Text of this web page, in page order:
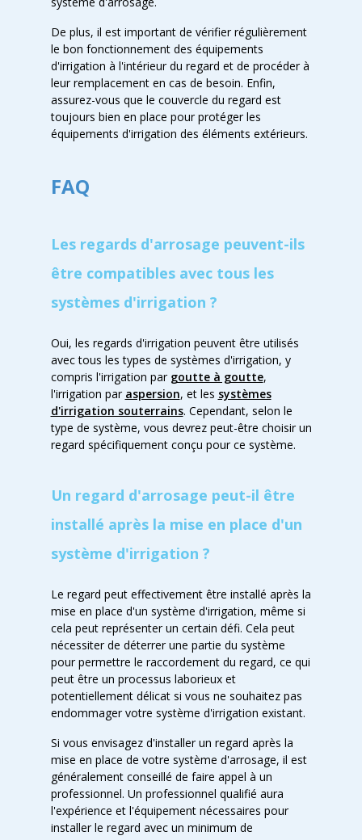
De plus, il est important de vérifier régulièrement
le bon fonctionnement des équipements
d'irrigation à l'intérieur du regard et de procéder à
leur remplacement en cas de besoin. Enfin,
assurez-vous que le couvercle du regard est
toujours bien en place pour protéger les
équipements d'irrigation des éléments extérieurs.
FAQ
Les regards d'arrosage peuvent-ils
être compatibles avec tous les
systèmes d'irrigation ?
Oui, les regards d'irrigation peuvent être utilisés
avec tous les types de systèmes d'irrigation, y
compris l'irrigation par goutte à goutte,
l'irrigation par aspersion, et les systèmes
d'irrigation souterrains. Cependant, selon le
type de système, vous devrez peut-être choisir un
regard spécifiquement conçu pour ce système.
Un regard d'arrosage peut-il être
installé après la mise en place d'un
système d'irrigation ?
Le regard peut effectivement être installé après la
mise en place d'un système d'irrigation, même si
cela peut représenter un certain défi. Cela peut
nécessiter de déterrer une partie du système
pour permettre le raccordement du regard, ce qui
peut être un processus laborieux et
potentiellement délicat si vous ne souhaitez pas
endommager votre système d'irrigation existant.
Si vous envisagez d'installer un regard après la
mise en place de votre système d'arrosage, il est
généralement conseillé de faire appel à un
professionnel. Un professionnel qualifié aura
l'expérience et l'équipement nécessaires pour
installer le regard avec un minimum de